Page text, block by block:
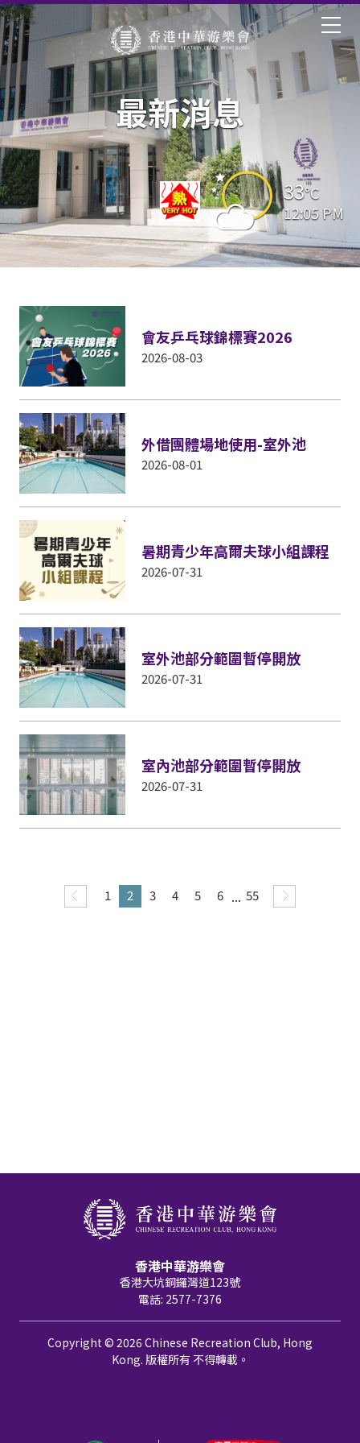
33°C
12:05 PM
最新消息
會友乒乓球錦標賽2026
2026-08-03
外借團體場地使用-室外池
2026-08-01
暑期青少年高爾夫球小組課程
2026-07-31
室外池部分範圍暫停開放
2026-07-31
室內池部分範圍暫停開放
2026-07-31
1 2 3 4 5 6 ... 55
香港中華游樂會
香港大坑銅鑼灣道123號
電話: 2577-7376
Copyright © 2026 Chinese Recreation Club, Hong
Kong. 版權所有 不得轉載。